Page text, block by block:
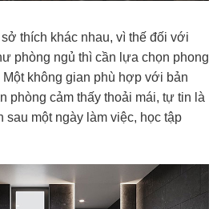
thích khác nhau, vì thế đối với
phòng ngủ thì cần lựa chọn phong
không gian phù hợp với bản
phòng cảm thấy thoải mái, tự tin là
sau một ngày làm việc, học tập